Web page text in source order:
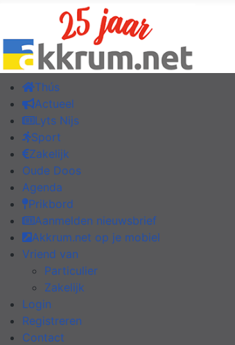
Thús
Actueel
Lyts Nijs
Sport
Zakelijk
Oude Doos
Agenda
Prikbord
Aanmelden nieuwsbrief
Akkrum.net op je mobiel
Vriend van
Particulier
Zakelijk
Login
Registreren
Contact